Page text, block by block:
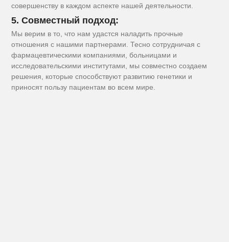
совершенству в каждом аспекте нашей деятельности.
5. Совместный подход:
Мы верим в то, что нам удастся наладить прочные
отношения с нашими партнерами. Тесно сотрудничая с
фармацевтическими компаниями, больницами и
исследовательскими институтами, мы совместно создаем
решения, которые способствуют развитию генетики и
приносят пользу пациентам во всем мире.